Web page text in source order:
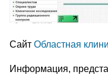
Сайт Областная
Информация,